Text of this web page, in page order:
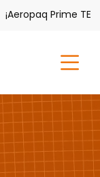
¡Aeropaq Prime TE DA